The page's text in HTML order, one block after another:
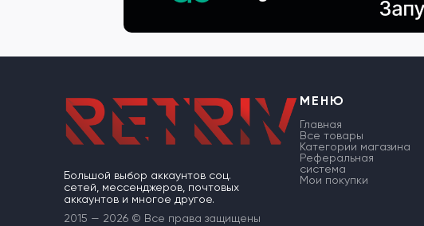
Большой выбор аккаунтов соц.
сетей, мессенджеров, почтовых
аккаунтов и многое другое.
2015 — 2026 © Все права защищены
МЕНЮ
Главная
Все товары
Категории магазина
Реферальная
система
Мои покупки